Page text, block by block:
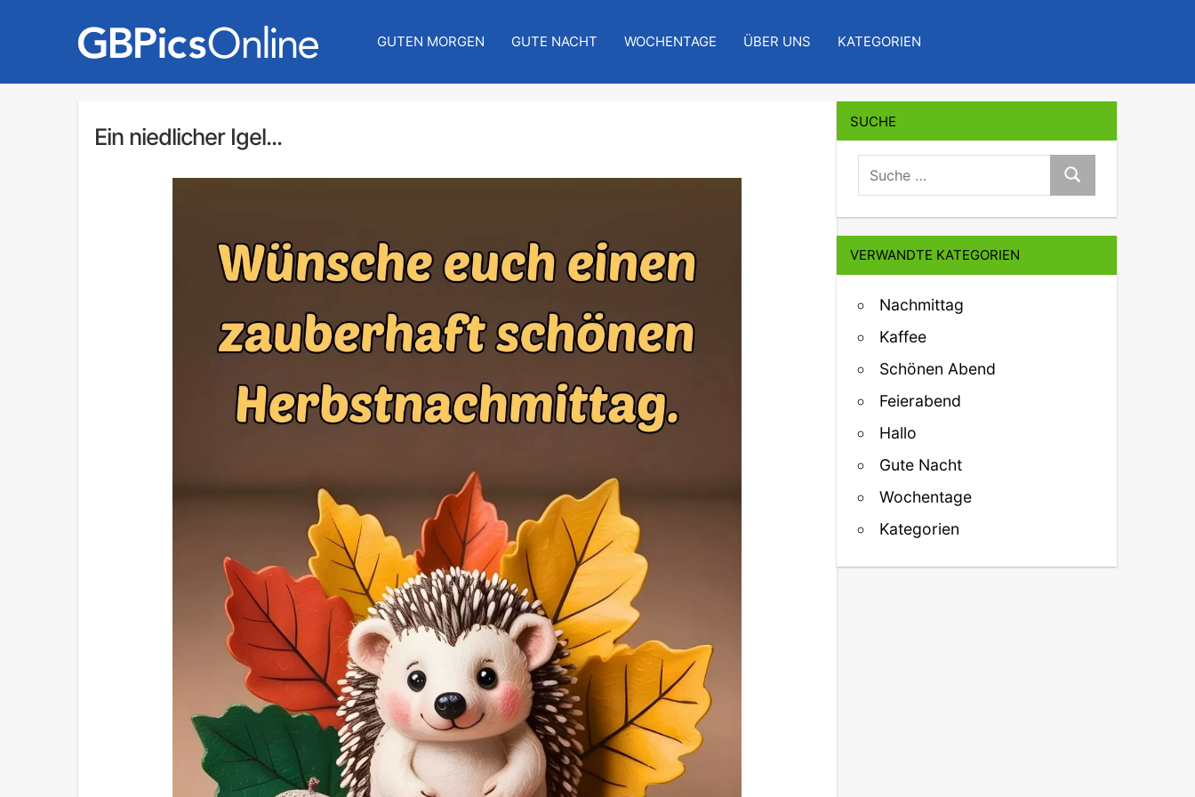
GUTEN MORGEN GUTE NACHT WOCHENTAGE ÜBER UNS KATEGORIEN
Ein niedlicher Igel...
SUCHE
suche:
Suche
VERWANDTE KATEGORIEN
Nachmittag
Kaffee
Schönen Abend
Feierabend
Hallo
Gute Nacht
Wochentage
Kategorien